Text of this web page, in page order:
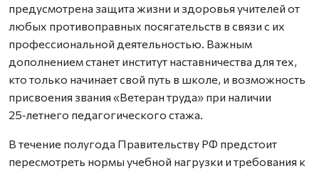
предусмотрена защита жизни и здоровья учителей от
любых противоправных посягательств в связи с их
профессиональной деятельностью. Важным
дополнением станет институт наставничества для тех,
кто только начинает свой путь в школе, и возможность
присвоения звания «Ветеран труда» при наличии
25‑летнего педагогического стажа.
В течение полугода Правительству РФ предстоит
пересмотреть нормы учебной нагрузки и требования к